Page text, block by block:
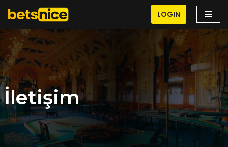
İçeriğe
geç
LOGIN
İletişim